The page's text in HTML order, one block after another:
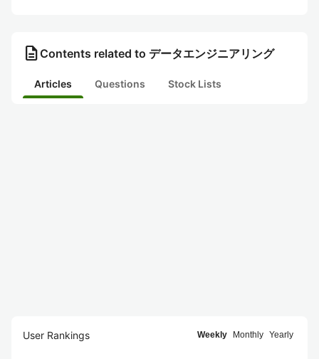
description Contents related to データエンジニアリング
Articles Questions Stock Lists
User Rankings Weekly Monthly Yearly